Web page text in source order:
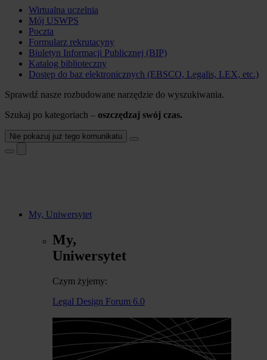
Wirtualna uczelnia
Mój USWPS
Poczta
Formularz rekrutacyny
Biuletyn Informacji Publicznej (BIP)
Katalog biblioteczny
Dostęp do baz elektronicznych (EBSCO, Legalis, LEX, etc.)
Sprawdź nasze rozbudowane narzędzie do wyszukiwania.
Szukaj po kategoriach – oszczędzaj swój czas.
Nie pokazuj już tego komunikatu
My, Uniwersytet
My,
Uniwersytet
Czym żyjemy:
Legal Design Forum 6.0